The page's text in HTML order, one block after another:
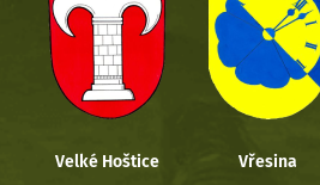
Velké Hoštice Vřesina